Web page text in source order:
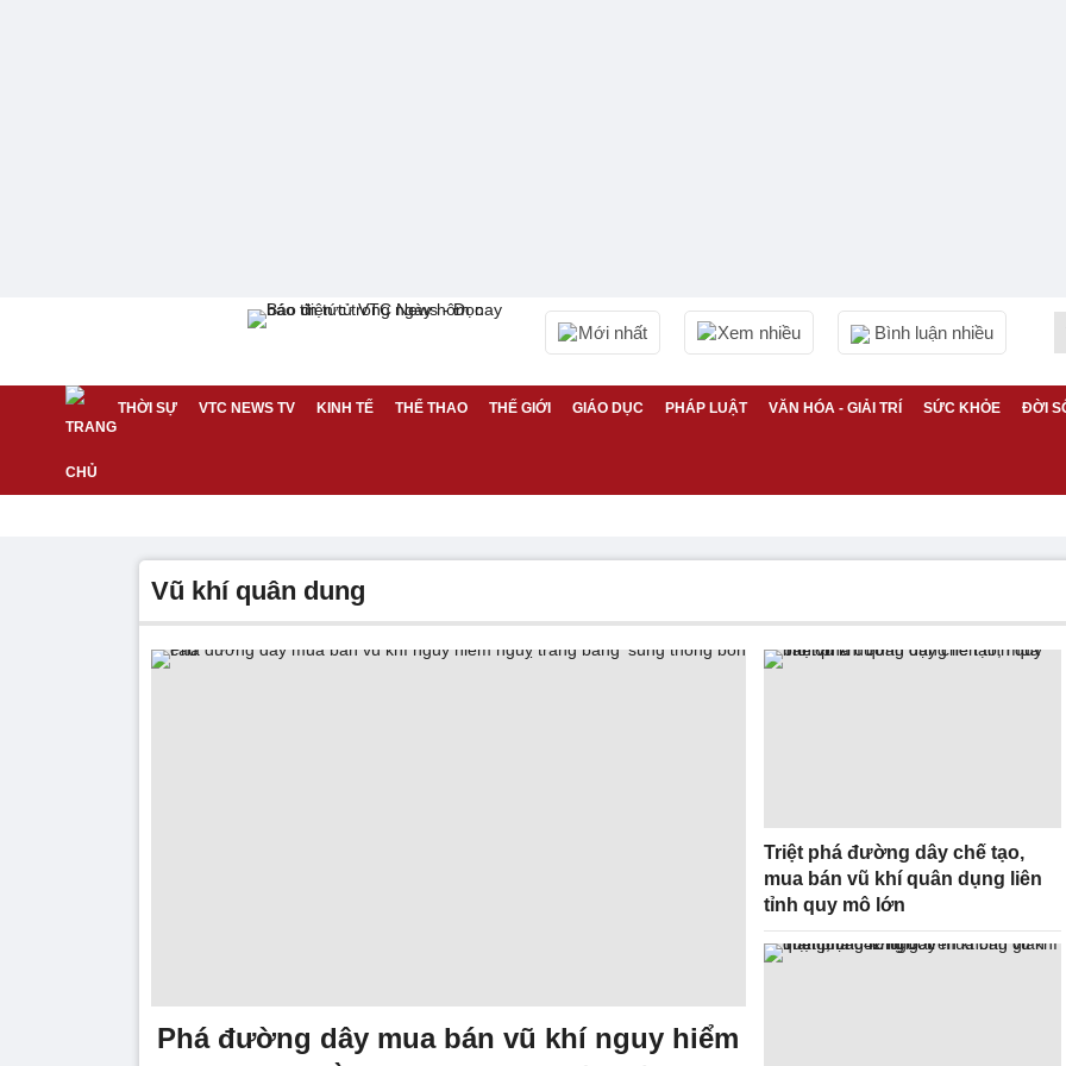
Mới nhất Xem nhiều Bình luận nhiều
THỜI SỰ VTC NEWS TV KINH TẾ THỂ THAO THẾ GIỚI GIÁO DỤC PHÁP LUẬT VĂN HÓA - GIẢI TRÍ SỨC KHỎE ĐỜI
vũ khí quân dung
Phá đường dây mua bán vũ khí nguy hiểm
Triệt phá đường dây chế tạo,
mua bán vũ khí quân dụng liên
tỉnh quy mô lớn